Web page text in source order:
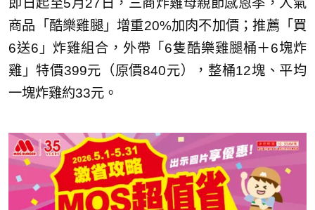
商品「酷樂雞腿」增重20%加肉不加價；推薦「買
6送6」炸雞組合，外帶「6隻酷樂雞腿桶＋6塊炸
雞」特價399元（原價840元），整桶12塊、平均
一塊炸雞約33元。